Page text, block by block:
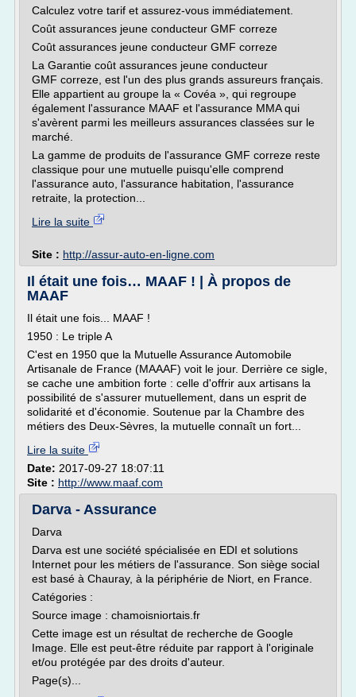
Calculez votre tarif et assurez-vous immédiatement.
Coût assurances jeune conducteur GMF correze
Coût assurances jeune conducteur GMF correze
La Garantie coût assurances jeune conducteur
GMF correze, est l'un des plus grands assureurs français.
Elle appartient au groupe la « Covéa », qui regroupe
également l'assurance MAAF et l'assurance MMA qui
s'avèrent parmi les meilleurs assurances classées sur le
marché.
La gamme de produits de l'assurance GMF correze reste
classique pour une mutuelle puisqu'elle comprend
l'assurance auto, l'assurance habitation, l'assurance
retraite, la protection...
Lire la suite
Site : http://assur-auto-en-ligne.com
Il était une fois… MAAF ! | À propos de
MAAF
Il était une fois... MAAF !
1950 : Le triple A
C'est en 1950 que la Mutuelle Assurance Automobile
Artisanale de France (MAAAF) voit le jour. Derrière ce sigle,
se cache une ambition forte : celle d'offrir aux artisans la
possibilité de s'assurer mutuellement, dans un esprit de
solidarité et d'économie. Soutenue par la Chambre des
métiers des Deux-Sèvres, la mutuelle connaît un fort...
Lire la suite
Date: 2017-09-27 18:07:11
Site : http://www.maaf.com
Darva - Assurance
Darva
Darva est une société spécialisée en EDI et solutions
Internet pour les métiers de l'assurance. Son siège social
est basé à Chauray, à la périphérie de Niort, en France.
Catégories :
Source image : chamoisniortais.fr
Cette image est un résultat de recherche de Google
Image. Elle est peut-être réduite par rapport à l'originale
et/ou protégée par des droits d'auteur.
Page(s)...